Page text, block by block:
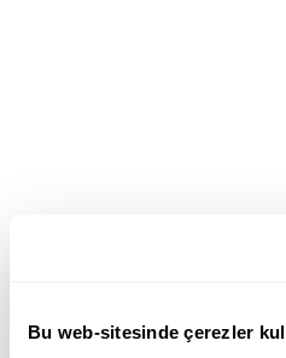
Bu web-sitesinde çerezler